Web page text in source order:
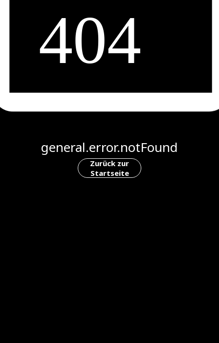
general.error.notFound
Zurück zur
Startseite